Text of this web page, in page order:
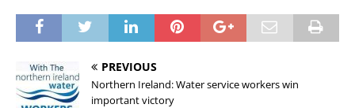
PREVIOUS
Northern Ireland: Water service workers win
important victory